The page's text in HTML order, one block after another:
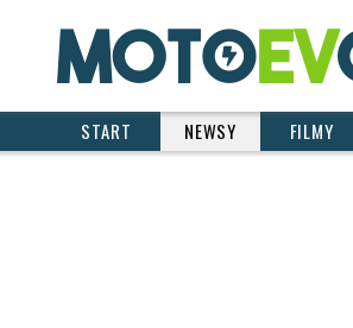
START NEWSY FILMY